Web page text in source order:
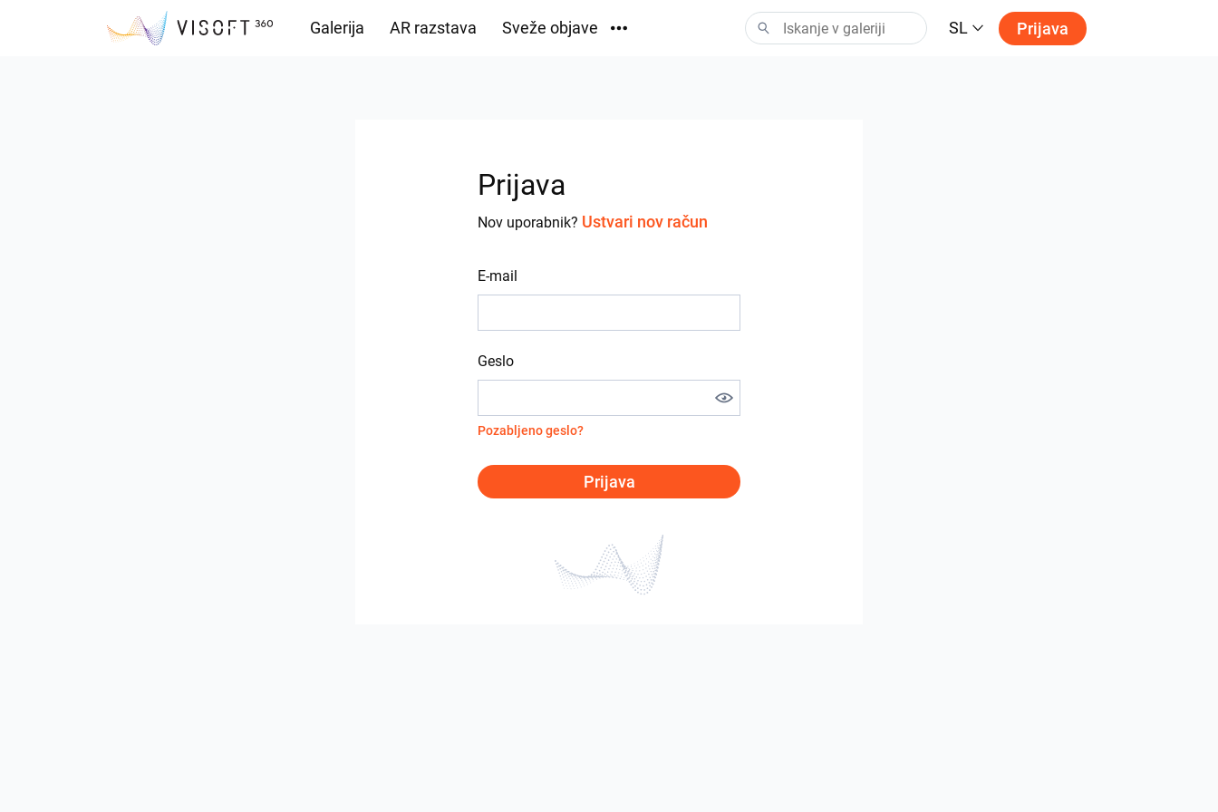
Galerija AR razstava Sveže objave SL Prijava
Prijava
Nov uporabnik? Ustvari nov račun
E-mail
Geslo
Pozabljeno geslo?
Prijava